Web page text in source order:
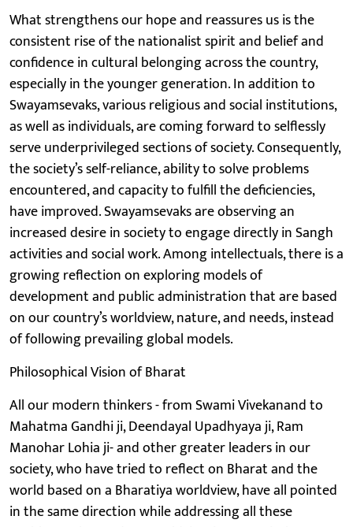
What strengthens our hope and reassures us is the
consistent rise of the nationalist spirit and belief and
confidence in cultural belonging across the country,
especially in the younger generation. In addition to
Swayamsevaks, various religious and social institutions,
as well as individuals, are coming forward to selflessly
serve underprivileged sections of society. Consequently,
the society’s self-reliance, ability to solve problems
encountered, and capacity to fulfill the deficiencies,
have improved. Swayamsevaks are observing an
increased desire in society to engage directly in Sangh
activities and social work. Among intellectuals, there is a
growing reflection on exploring models of
development and public administration that are based
on our country’s worldview, nature, and needs, instead
of following prevailing global models.
Philosophical Vision of Bharat
All our modern thinkers - from Swami Vivekanand to
Mahatma Gandhi ji, Deendayal Upadhyaya ji, Ram
Manohar Lohia ji- and other greater leaders in our
society, who have tried to reflect on Bharat and the
world based on a Bharatiya worldview, have all pointed
in the same direction while addressing all these